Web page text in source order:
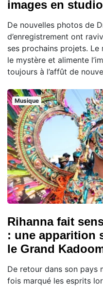
images en studio
De nouvelles photos de
d’enregistrement ont
ses prochains projets.
le mystère et alimente
toujours à l’affût de
Musique
Rihanna fait
: une apparition
le Grand
De retour dans son pays
fois marqué les esprits